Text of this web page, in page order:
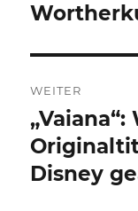
WEITER
Nächster
Beitrag:
Disney